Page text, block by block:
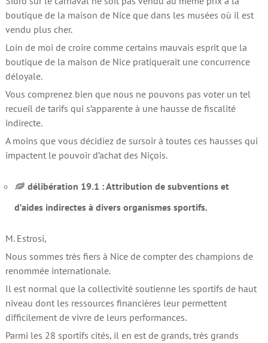
boutique de la maison de Nice que dans les musées où il est
vendu plus cher.
Loin de moi de croire comme certains mauvais esprit que la
boutique de la maison de Nice pratiquerait une concurrence
déloyale.
Vous comprenez bien que nous ne pouvons pas voter un tel
recueil de tarifs qui s’apparente à une hausse de fiscalité
indirecte.
A moins que vous décidiez de sursoir à toutes ces hausses qui
impactent le pouvoir d’achat des Niçois.
délibération 19.1 : Attribution de subventions et
d’aides indirectes à divers organismes sportifs.
M. Estrosi,
Nous sommes très fiers à Nice de compter des champions de
renommée internationale.
Il est normal que la collectivité soutienne les sportifs de haut
niveau dont les ressources financières leur permettent
difficilement de vivre de leurs performances.
Parmi les 28 sportifs cités, il en est de grands, très grands